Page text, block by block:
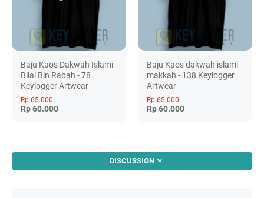
Baju Kaos Dakwah Islami
Bilal Bin Rabah - 78
Keylogger Artwear
Rp 65.000
Rp 60.000
Baju Kaos dakwah islami
makkah - 138 Keylogger
Artwear
Rp 65.000
Rp 60.000
DISCUSSION